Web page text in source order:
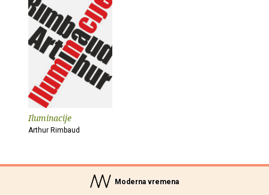
Iluminacije
Arthur Rimbaud
Moderna vremena